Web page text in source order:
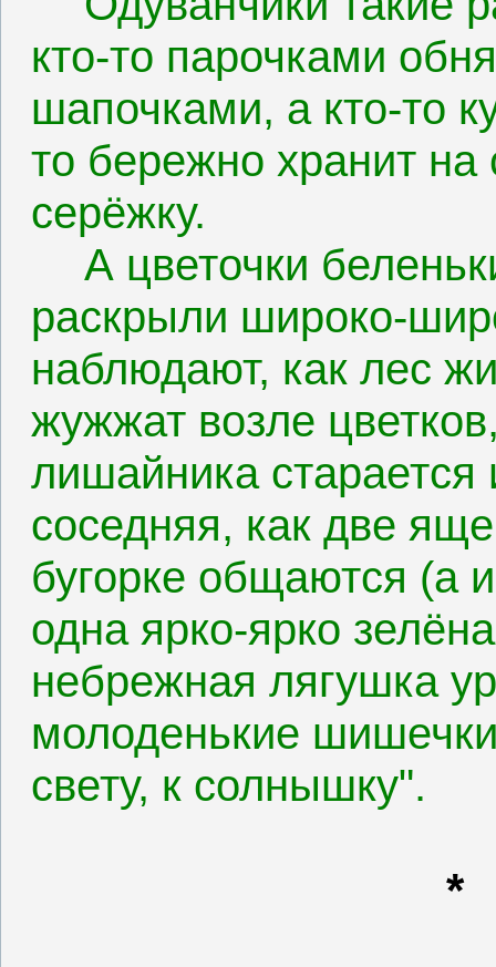
кто-то парочками
шапочками, а кто-то
то бережно хранит
серёжку.
А цветочки
раскрыли широко-
наблюдают, как лес
жужжат возле
лишайника старается
соседняя, как две
бугорке общаются (а
одна ярко-ярко
небрежная лягушка
молоденькие
свету, к солнышку".
*